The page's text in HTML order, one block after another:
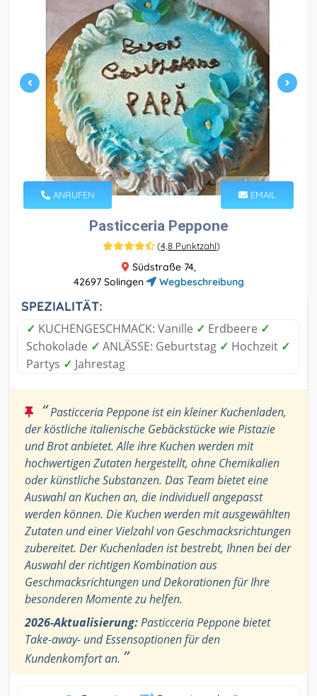
ANRUFEN EMAIL
Pasticceria Peppone
(4,8 Punktzahl)
Südstraße 74,
42697 Solingen
Wegbeschreibung
SPEZIALITÄT:
✓ KUCHENGESCHMACK: Vanille ✓ Erdbeere ✓
Schokolade ✓ ANLÄSSE: Geburtstag ✓ Hochzeit ✓
Partys ✓ Jahrestag
“Pasticceria Peppone ist ein kleiner Kuchenladen,
der köstliche italienische Gebäckstücke wie Pistazie
und Brot anbietet. Alle ihre Kuchen werden mit
hochwertigen Zutaten hergestellt, ohne Chemikalien
oder künstliche Substanzen. Das Team bietet eine
Auswahl an Kuchen an, die individuell angepasst
werden können. Die Kuchen werden mit ausgewählten
Zutaten und einer Vielzahl von Geschmacksrichtungen
zubereitet. Der Kuchenladen ist bestrebt, Ihnen bei der
Auswahl der richtigen Kombination aus
Geschmacksrichtungen und Dekorationen für Ihre
besonderen Momente zu helfen.
2026-Aktualisierung:Pasticceria Peppone bietet
Take-away- und Essensoptionen für den
Kundenkomfort an. ”